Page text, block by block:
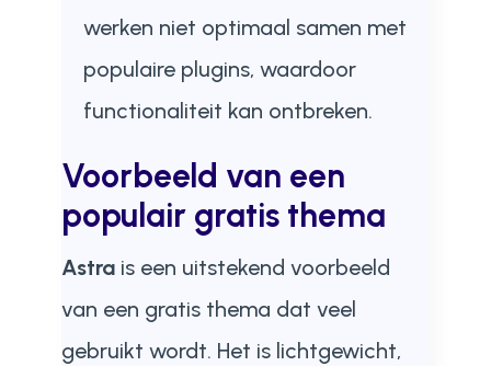
werken niet optimaal samen met
populaire plugins, waardoor
functionaliteit kan ontbreken.
Voorbeeld van een
populair gratis thema
Astrais een uitstekend voorbeeld
van een gratis thema dat veel
gebruikt wordt. Het is lichtgewicht,